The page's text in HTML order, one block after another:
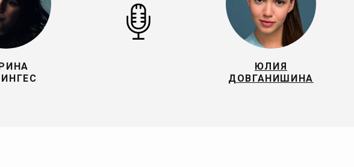
ЮЛИЯ
ДОВГАНИШИНА